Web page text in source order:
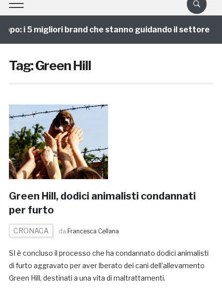
i 5 migliori brand che stanno guidando il settore
Tag:Green Hill
Green Hill, dodici animalisti condannati
per furto
CRONACA da Francesca Cellana
SI è concluso il processo che ha condannato dodici animalisti
di furto aggravato per aver lberato dei cani dell’allevamento
Green Hill, destinati a una vita di maltrattamenti.